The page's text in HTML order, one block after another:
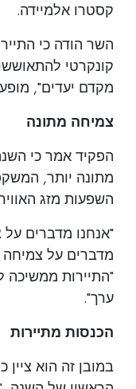
קסטרו אלמיידה.
השר הודה כי
קונקרטי
מקדם יעדים",
צמיחה מתונה
הפקיד אמר כי
מתונה יותר,
השפעות מזג
"אנחנו מדברים על
מדברים על צמיחה
"התיירות ממשיכה
ערך".
הכנסות מתיירות
במובן זה הוא ציין